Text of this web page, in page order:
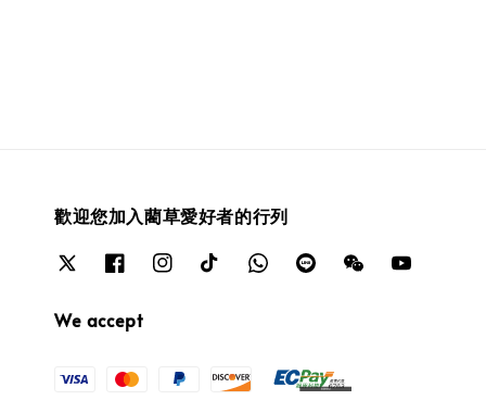
歡迎您加入藺草愛好者的行列
We accept